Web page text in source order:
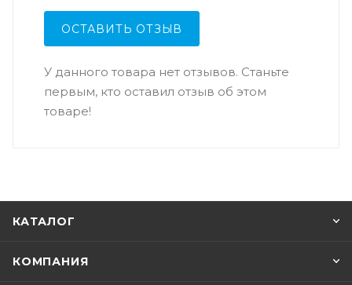
ОСТАВИТЬ ОТЗЫВ
У данного товара нет отзывов. Станьте
первым, кто оставил отзыв об этом
товаре!
КАТАЛОГ
КОМПАНИЯ